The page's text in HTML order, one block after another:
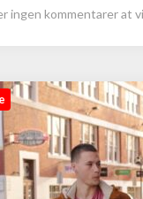
ingen kommentarer at